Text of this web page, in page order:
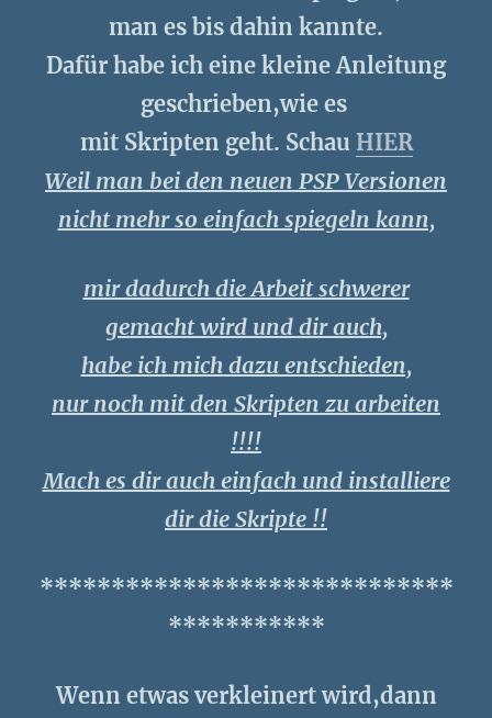
man es bis dahin kannte.
Dafür habe ich eine kleine Anleitung
geschrieben,wie es
mit Skripten geht. Schau HIER
Weil man bei den neuen PSP Versionen
nicht mehr so einfach spiegeln kann,
mir dadurch die Arbeit schwerer
gemacht wird und dir auch,
habe ich mich dazu entschieden,
nur noch mit den Skripten zu arbeiten
!!!!
Mach es dir auch einfach und installiere
dir die Skripte !!
*****************************
***********
Wenn etwas verkleinert wird,dann